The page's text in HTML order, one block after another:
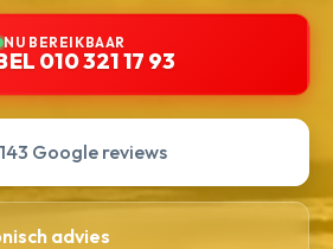
NU BEREIKBAAR
010 321 17 93
Google reviews
advies